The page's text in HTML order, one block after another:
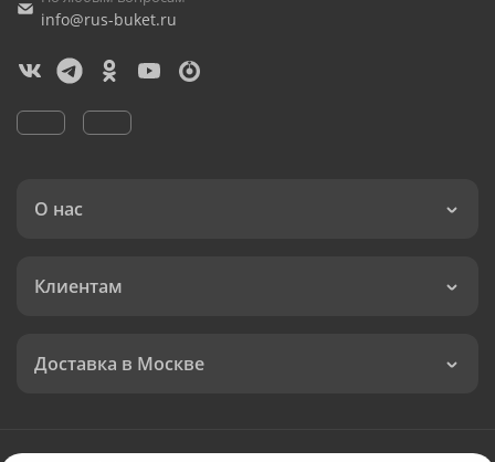
info@rus-buket.ru
О нас
Клиентам
Доставка в Москве